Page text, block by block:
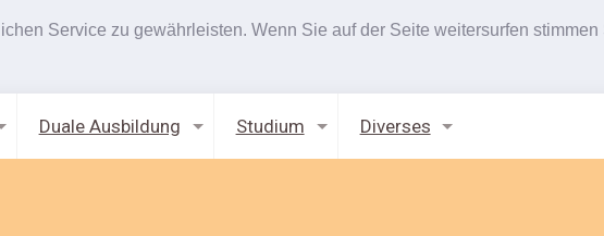
Service zu gewährleisten. Wenn Sie auf der Seite weitersurfen
Duale Ausbildung Studium Diverses